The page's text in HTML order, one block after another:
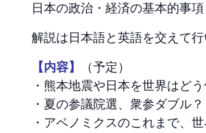
日本の政治・経済の基本的事
解説は日本語と英語を交えて
【内容】
（予定）
・熊本地震や日本を世界はど
・夏の参議院選、衆参ダブル？
・アベノミクスのこれまで、